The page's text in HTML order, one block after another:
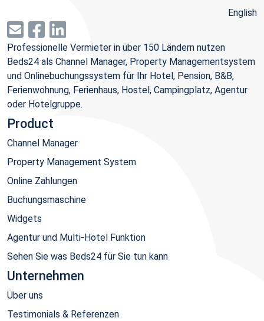
English
Professionelle Vermieter in über 150 Ländern nutzen
Beds24 als Channel Manager, Property Managementsystem
und Onlinebuchungssystem für Ihr Hotel, Pension, B&B,
Ferienwohnung, Ferienhaus, Hostel, Campingplatz, Agentur
oder Hotelgruppe.
Product
Channel Manager
Property Management System
Online Zahlungen
Buchungsmaschine
Widgets
Agentur und Multi-Hotel Funktion
Sehen Sie was Beds24 für Sie tun kann
Unternehmen
Über uns
Testimonials & Referenzen